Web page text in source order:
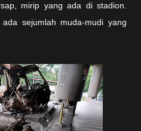
mirip yang ada di stadion.
sejumlah muda-mudi yang